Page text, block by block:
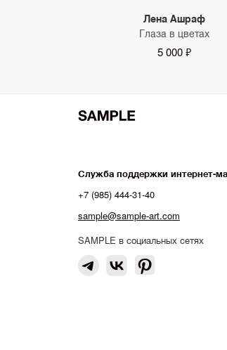
Лена Ашраф
Глаза в цветах
5 000 ₽
Служба поддержки интернет-
+7 (985) 444-31-40
sample@sample-art.com
SAMPLE в социальных сетях